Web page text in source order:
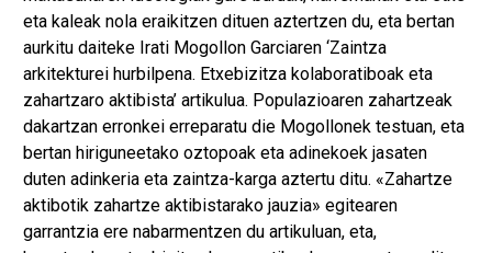
eta kaleak nola eraikitzen dituen aztertzen du, eta bertan
aurkitu daiteke Irati Mogollon Garciaren ‘Zaintza
arkitekturei hurbilpena. Etxebizitza kolaboratiboak eta
zahartzaro aktibista’ artikulua. Populazioaren zahartzeak
dakartzan erronkei erreparatu die Mogollonek testuan, eta
bertan hiriguneetako oztopoak eta adinekoek jasaten
duten adinkeria eta zaintza-karga aztertu ditu. «Zahartze
aktibotik zahartze aktibistarako jauzia» egitearen
garrantzia ere nabarmentzen du artikuluan, eta,